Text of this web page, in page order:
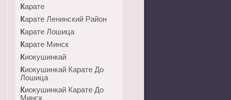
Карате
Карате Ленинский Район
Карате Лошица
Карате Минск
Киокушинкай
Киокушинкай Карате До
Лошица
Киокушинкай Карате До
Минск